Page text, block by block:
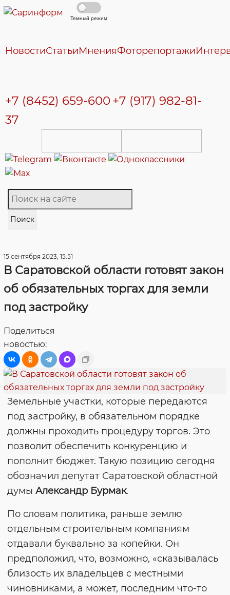
Темный режим
НовостиСтатьиМненияФоторепортажи
+7 (8452) 659-600 +7 (917) 982-81-
37
Поиск
15 сентября 2023, 15:51
В Саратовской области готовят закон
об обязательных торгах для земли
под застройку
Поделиться
новостью:
Земельные участки, которые передаются
под застройку, в обязательном порядке
должны проходить процедуру торгов. Это
позволит обеспечить конкуренцию и
пополнит бюджет. Такую позицию сегодня
обозначил депутат Саратовской областной
думы Александр Бурмак.
По словам политика, раньше землю
отдельным строительным компаниям
отдавали буквально за копейки. Он
предположил, что, возможно, «сказывалась
близость их владельцев с местными
чиновниками, а может, последним что-то